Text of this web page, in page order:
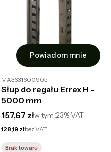
Powiadom mnie
MA3631600905
Słup do regału Errex H -
5000 mm
Cena brutto
157,67 złw tym23%VAT
Cena netto
128,19 złbez VAT
Brak towaru